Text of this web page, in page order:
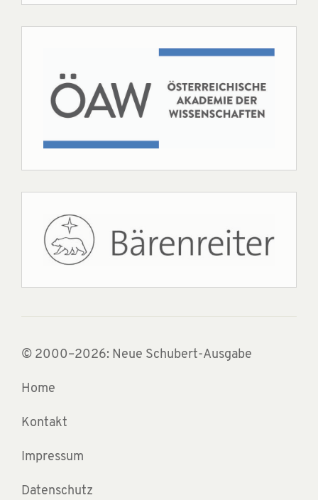
© 2000–2026: Neue Schubert-Ausgabe
Home
Kontakt
Impressum
Datenschutz